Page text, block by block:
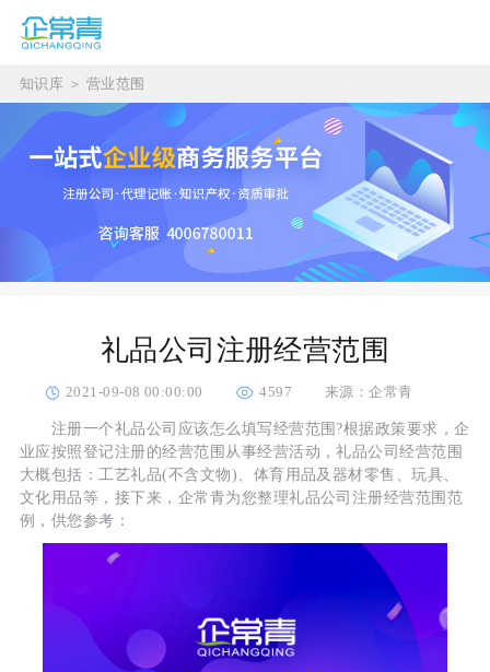
知识库 ＞ 营业范围
礼品公司注册经营范围
2021-09-08 00:00:00 4597 来源：企常青
注册一个礼品公司应该怎么填写经营范围?根据政策要求，企
业应按照登记注册的经营范围从事经营活动，礼品公司经营范围
大概包括：工艺礼品(不含文物)、体育用品及器材零售、玩具、
文化用品等，接下来，企常青为您整理礼品公司注册经营范围范
例，供您参考：